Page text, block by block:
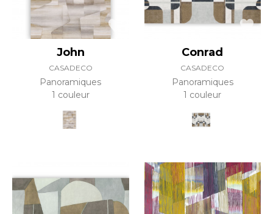
John
CASADECO
Panoramiques
1 couleur
Conrad
CASADECO
Panoramiques
1 couleur